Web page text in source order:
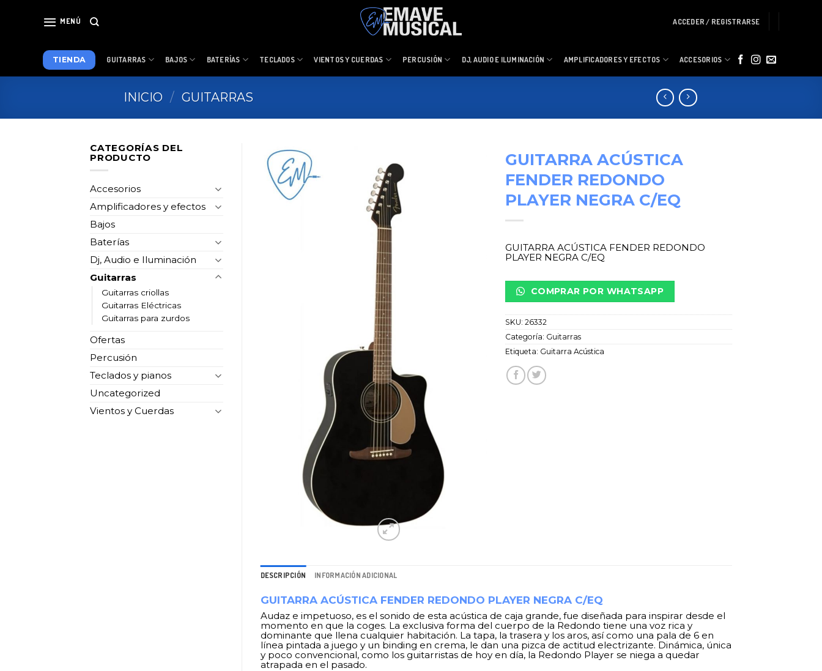
MENÚ ACCEDER / REGISTRARSE
TIENDA GUITARRAS BAJOS BATERÍAS TECLADOS VIENTOS Y CUERDAS PERCUSIÓN DJ, AUDIO E ILUMINACIÓN AMPLIFICADORES Y EFECTOS ACCESORIOS
INICIO / GUITARRAS
CATEGORÍAS DEL
PRODUCTO
Accesorios
Amplificadores y efectos
Bajos
Baterías
Dj, Audio e Iluminación
Guitarras
Guitarras criollas
Guitarras Eléctricas
Guitarras para zurdos
Ofertas
Percusión
Teclados y pianos
Uncategorized
Vientos y Cuerdas
GUITARRA ACÚSTICA
FENDER REDONDO
PLAYER NEGRA C/EQ
GUITARRA ACÚSTICA FENDER REDONDO
PLAYER NEGRA C/EQ
COMPRAR POR WHATSAPP
SKU:26332
Categoría: Guitarras
Etiqueta: Guitarra Acústica
DESCRIPCIÓN INFORMACIÓN ADICIONAL
GUITARRA ACÚSTICA FENDER REDONDO PLAYER NEGRA C/EQ
Audaz e impetuoso, es el sonido de esta acústica de caja grande, fue diseñada para inspirar desde el
momento en que la coges. La exclusiva forma del cuerpo de la Redondo tiene una voz rica y
dominante que llena cualquier habitación. La tapa, la trasera y los aros, así como una pala de 6 en
línea pintada a juego y un binding en crema, le dan una pizca de actitud electrizante. Dinámica, única
y poco convencional, como los guitarristas de hoy en día, la Redondo Player se niega a quedar
atrapada en el pasado.